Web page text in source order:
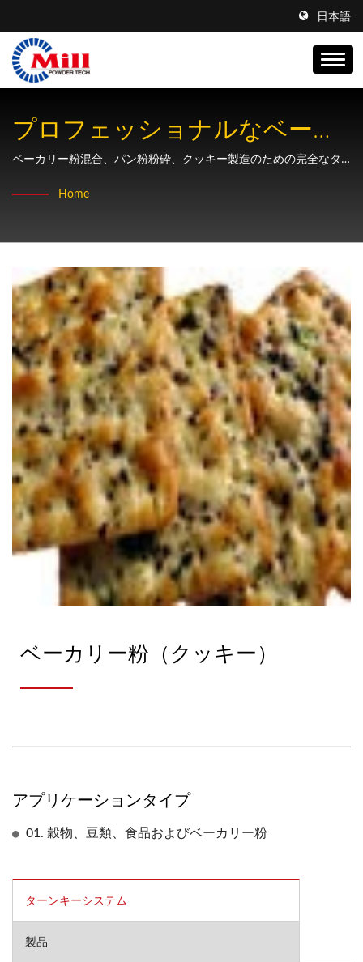
日本語
プロフェッショナルなベーカ
リー粉処理およびクッキー粉
砕ソリューション
ベーカリー粉混合、パン粉粉砕、クッキー製造のための完全なタ
Home
ベーカリー粉（クッキー）
アプリケーションタイプ
01. 穀物、豆類、食品およびベーカリー粉
ターンキーシステム
製品